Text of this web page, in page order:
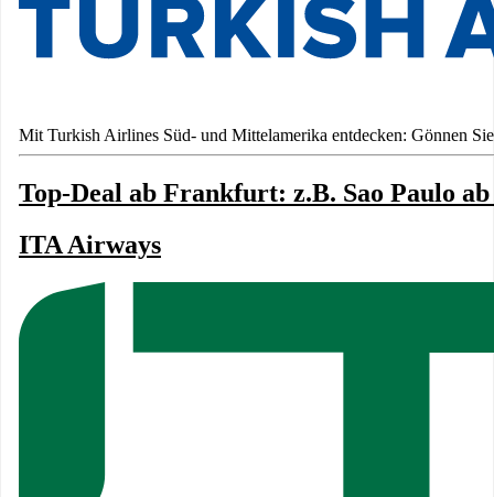
Mit Turkish Airlines Süd- und Mittelamerika entdecken: Gönnen
Top-Deal ab Frankfurt: z.B. Sao Paulo ab
ITA Airways